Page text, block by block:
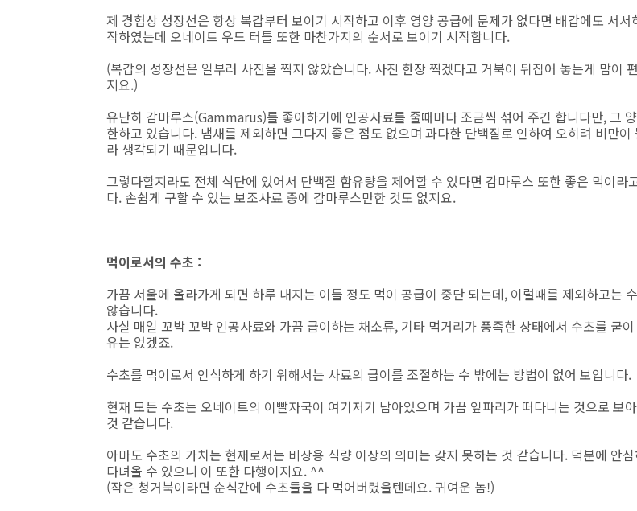
제 경험상 성장선은 항상 복갑부터 보이기 시작하고 이후 영양 공급에 문제가 없다면 배갑에도 서서
작하였는데 오네이트 우드 터틀 또한 마찬가지의 순서로 보이기 시작합니다.
(복갑의 성장선은 일부러 사진을 찍지 않았습니다. 사진 한장 찍겠다고 거북이 뒤집어 놓는게 맘이
지요.)
유난히 감마루스(Gammarus)를 좋아하기에 인공사료를 줄때마다 조금씩 섞어 주긴 합니다만, 그
한하고 있습니다. 냄새를 제외하면 그다지 좋은 점도 없으며 과다한 단백질로 인하여 오히려 비만이
라 생각되기 때문입니다.
그렇다할지라도 전체 식단에 있어서 단백질 함유량을 제어할 수 있다면 감마루스 또한 좋은 먹이라
다. 손쉽게 구할 수 있는 보조사료 중에 감마루스만한 것도 없지요.
먹이로서의 수초 :
가끔 서울에 올라가게 되면 하루 내지는 이틀 정도 먹이 공급이 중단 되는데, 이럴때를 제외하고는
않습니다.
사실 매일 꼬박 꼬박 인공사료와 가끔 급이하는 채소류, 기타 먹거리가 풍족한 상태에서 수초를 굳
유는 없겠죠.
수초를 먹이로서 인식하게 하기 위해서는 사료의 급이를 조절하는 수 밖에는 방법이 없어 보입니다.
현재 모든 수초는 오네이트의 이빨자국이 여기저기 남아있으며 가끔 잎파리가 떠다니는 것으로 보
것 같습니다.
아마도 수초의 가치는 현재로서는 비상용 식량 이상의 의미는 갖지 못하는 것 같습니다. 덕분에 안
다녀올 수 있으니 이 또한 다행이지요. ^^
(작은 청거북이라면 순식간에 수초들을 다 먹어버렸을텐데요. 귀여운 놈!)